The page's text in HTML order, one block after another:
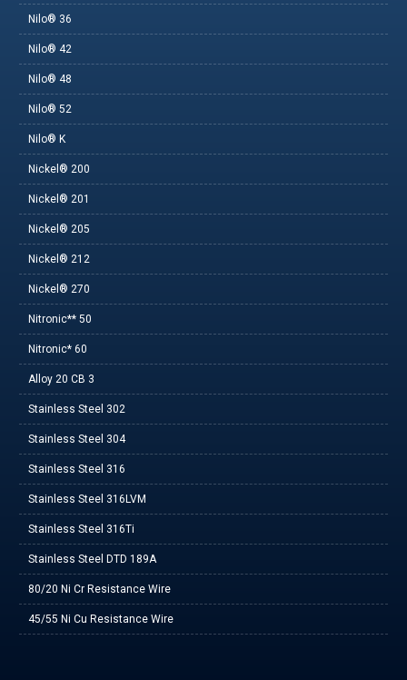
Nilo® 36
Nilo® 42
Nilo® 48
Nilo® 52
Nilo® K
Nickel® 200
Nickel® 201
Nickel® 205
Nickel® 212
Nickel® 270
Nitronic** 50
Nitronic* 60
Alloy 20 CB 3
Stainless Steel 302
Stainless Steel 304
Stainless Steel 316
Stainless Steel 316LVM
Stainless Steel 316Ti
Stainless Steel DTD 189A
80/20 Ni Cr Resistance Wire
45/55 Ni Cu Resistance Wire